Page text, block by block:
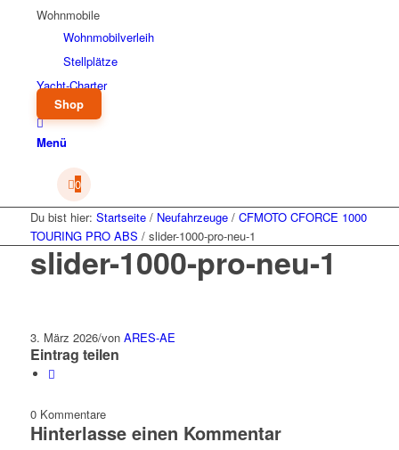
Wohnmobile
Wohnmobilverleih
Stellplätze
Yacht-Charter
Shop
Menü
0
Du bist hier: Startseite / Neufahrzeuge / CFMOTO CFORCE 1000
TOURING PRO ABS / slider-1000-pro-neu-1
slider-1000-pro-neu-1
3. März 2026/von ARES-AE
Eintrag teilen
0 Kommentare
Hinterlasse einen Kommentar